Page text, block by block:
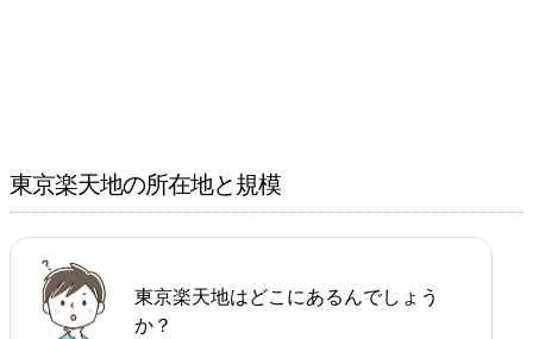
東京楽天地の所在地と規模
東京楽天地はどこにあるんでしょう
か？